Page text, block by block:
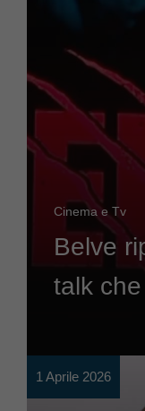
Cinema e Tv
Belve
talk
1 Aprile 2026